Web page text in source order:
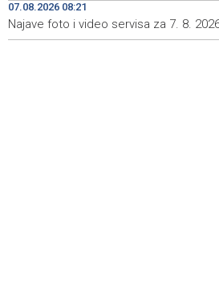
18:55
Zelenski doputovao u Beograd,
Vučićem
07.08.2026 08:21
Najave foto i video servisa za 7. 8.